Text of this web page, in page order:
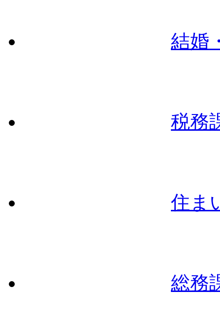
結婚
税務
住ま
総務